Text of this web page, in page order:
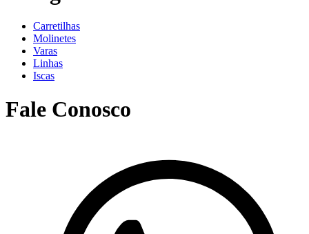
Carretilhas
Molinetes
Varas
Linhas
Iscas
Fale Conosco